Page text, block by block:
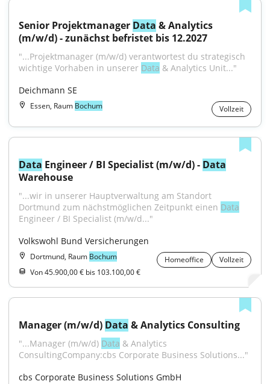
Senior Projektmanager Data & Analytics
(m/w/d) - zunächst befristet bis 12.2027
"...Projektmanager (m/w/d) verantwortest du strategisch
wichtige Vorhaben in unserer Data & Analytics Unit..."
Deichmann SE
Essen, Raum Bochum Vollzeit
Data Engineer / BI Specialist (m/w/d) - Data
Warehouse
"...wir in unserer Hauptverwaltung am Standort
Dortmund zum nächstmöglichen Zeitpunkt einen Data
Engineer / BI Specialist (m/w/d..."
Volkswohl Bund Versicherungen
Dortmund, Raum Bochum Homeoffice
Vollzeit
Von 45.900,00 € bis 103.100,00 €
Manager (m/w/d) Data & Analytics Consulting
"...Manager (m/w/d) Data & Analytics
ConsultingCompany:cbs Corporate Business Solutions..."
cbs Corporate Business Solutions GmbH